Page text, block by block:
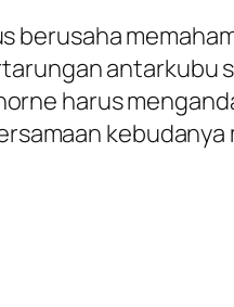
antarkubu
harus